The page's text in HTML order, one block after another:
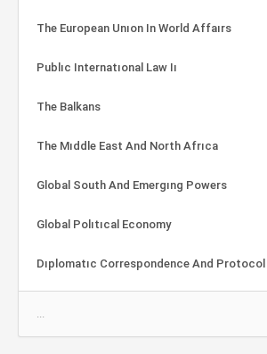
The European Unıon In World Affaırs
Publıc Internatıonal Law Iı
The Balkans
The Mıddle East And North Afrıca
Global South And Emergıng Powers
Global Polıtıcal Economy
Dıplomatıc Correspondence And Protocol
...